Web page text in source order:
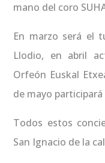
mano del coro
En marzo será el
Llodio, en abril
Orfeón Euskal
de mayo
Todos estos
San Ignacio de la